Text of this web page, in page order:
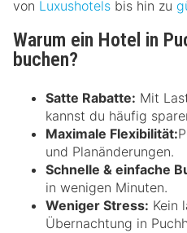
von Luxushotels bis hin zu
Warum ein Hotel in
buchen?
Satte Rabatte: Mit
kannst du häufig
Maximale Flexibilität:
und Planänderungen.
Schnelle & einfache
in wenigen Minuten.
Weniger Stress: Kein
Übernachtung in